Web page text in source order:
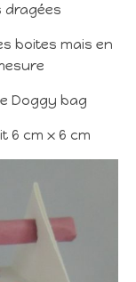
dragées
boites mais en
Doggy bag
6 cm x 6 cm